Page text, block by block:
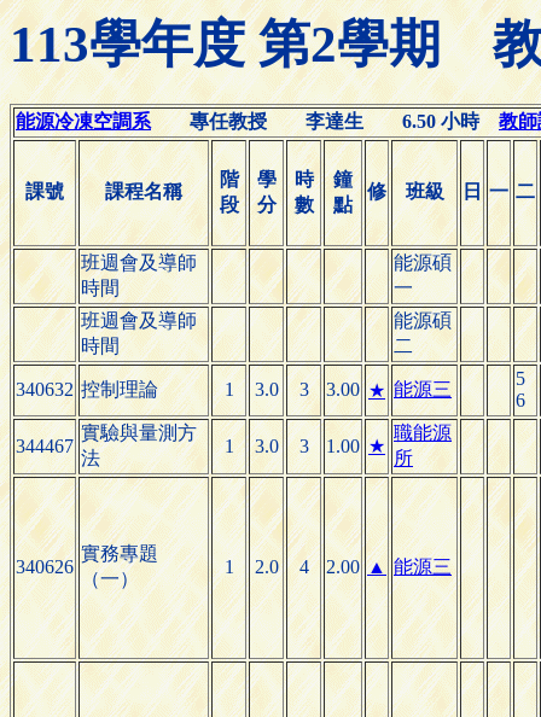
113學年度 第2學期
能源冷凍空調系 專任教授 李達生 6.50 小時教師
課號 課程名稱
階
段
學
分
時
數
鐘
點
修 班級 日 一 二
班週會及導師
時間
能源碩
一
班週會及導師
時間
能源碩
二
340632 控制理論 1 3.0 3 3.00 ★ 能源三
5
6
344467
實驗與量測方
法
1 3.0 3 1.00 ★
職能源
所
340626
實務專題
（一）
1 2.0 4 2.00 ▲ 能源三